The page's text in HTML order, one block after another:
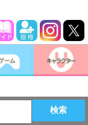
検索